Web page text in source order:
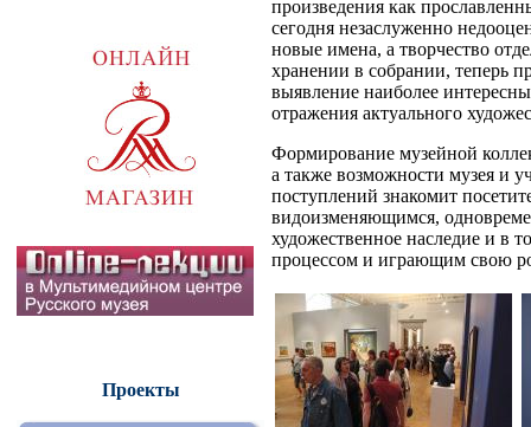
Проекты
произведения как
сегодня незаслуженно
новые имена, а творчество
хранении в собрании, теперь
выявление наиболее
отражения актуального
Формирование музейной
а также возможности музея и
поступлений знакомит
видоизменяющимся,
художественное наследие и в
процессом и играющим свою